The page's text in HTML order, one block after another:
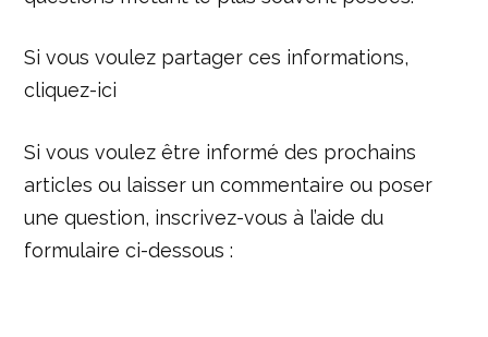
Si vous voulez partager ces informations,
cliquez-ici
Si vous voulez être informé des prochains
articles ou laisser un commentaire ou poser
une question, inscrivez-vous à l’aide du
formulaire ci-dessous :